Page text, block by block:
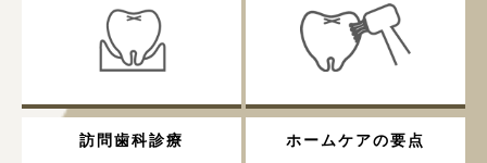
訪問歯科診療 ホームケアの要点